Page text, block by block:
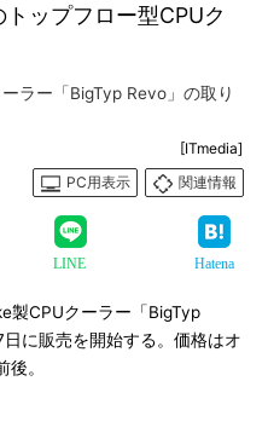
ップフロー型CPUク
ラー「BigTyp Revo」の取り
[ITmedia]
PC用表示
関連情報
LINE Hatena
CPUクーラー「BigTyp
に販売を開始する。価格はオ
。